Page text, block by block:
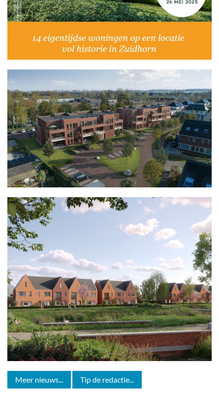
Meer nieuws... Tip de redactie...